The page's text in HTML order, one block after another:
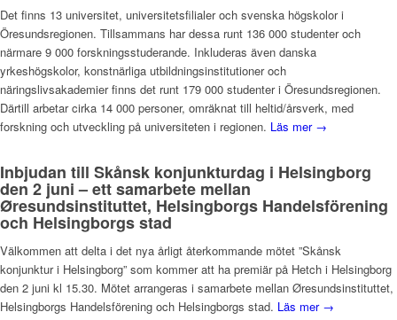
Det finns 13 universitet, universitetsfilialer och svenska högskolor i
Öresundsregionen. Tillsammans har dessa runt 136 000 studenter och
närmare 9 000 forskningsstuderande. Inkluderas även danska
yrkeshögskolor, konstnärliga utbildningsinstitutioner och
näringslivsakademier finns det runt 179 000 studenter i Öresundsregionen.
Därtill arbetar cirka 14 000 personer, omräknat till heltid/årsverk, med
forskning och utveckling på universiteten i regionen. Läs mer →
Inbjudan till Skånsk konjunkturdag i Helsingborg
den 2 juni – ett samarbete mellan
Øresundsinstituttet, Helsingborgs Handelsförening
och Helsingborgs stad
Välkommen att delta i det nya årligt återkommande mötet ”Skånsk
konjunktur i Helsingborg” som kommer att ha premiär på Hetch i Helsingborg
den 2 juni kl 15.30. Mötet arrangeras i samarbete mellan Øresundsinstituttet,
Helsingborgs Handelsförening och Helsingborgs stad. Läs mer →